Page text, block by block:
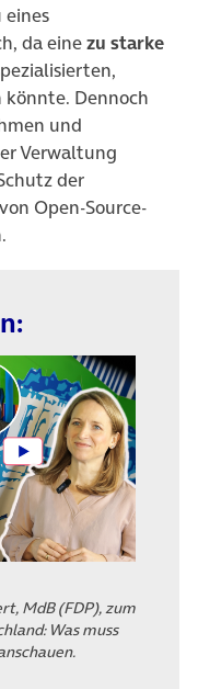
da einezu starke
Dennoch
und
Verwaltung
der
Open-Source-
MdB (FDP), zum
Was muss